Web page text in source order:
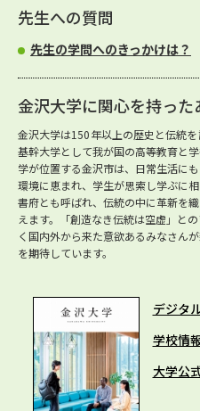
先生への質問
先生の学問へのきっかけは？
金沢大学に関心を持った
金沢大学は150年以上の歴史と伝統
基幹大学として我が国の高等教育と
学が位置する金沢市は、日常生活に
環境に恵まれ、学生が思索し学ぶに
書府とも呼ばれ、伝統の中に革新を
えます。「創造なき伝統は空虚」と
く国内外から来た意欲あるみなさん
を期待しています。
デジタ
学校情
大学公